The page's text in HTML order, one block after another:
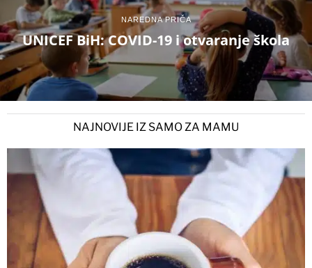
NAREDNA PRIČA
UNICEF BiH: COVID-19 i otvaranje škola
NAJNOVIJE IZ SAMO ZA MAMU